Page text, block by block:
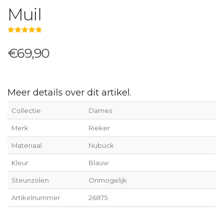
Muil
€69,90
Meer details over dit artikel.
Collectie Dames
Merk Rieker
Materiaal Nubuck
Kleur Blauw
Steunzolen Onmogelijk
Artikelnummer 26875